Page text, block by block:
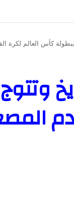
كأس العالم لكرة